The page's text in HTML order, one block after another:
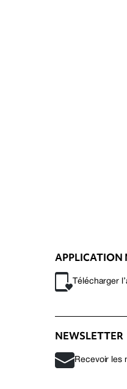
APPLICATION
Télécharger
NEWSLETTER
Recevoir les